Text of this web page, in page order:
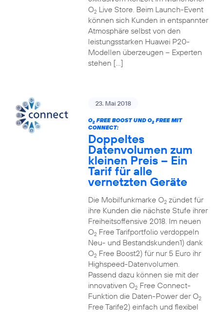
O2Live Store. Beim Launch-Event
können sich Kunden in entspannter
Atmosphäre selbst von den
leistungsstarken Huawei P20-
Modellen überzeugen – Experten
stehen […]
23. Mai 2018
O2FREE BOOST UND O2FREE MIT
CONNECT:
Doppeltes
Datenvolumen zum
kleinen Preis – Ein
Tarif für alle
vernetzten Geräte
Die Mobilfunkmarke O2zündet für
ihre Kunden die nächste Stufe ihrer
Freiheitsoffensive 2018. Im neuen
O2Free Tarifportfolio verdoppeln
Neu- und Bestandskunden1) dank
O2Free Boost2) für nur 5 Euro ihr
Highspeed-Datenvolumen.
Passend dazu können sie mit der
innovativen O2Free Connect-
Funktion die Daten-Power der O2
Free Tarife2) einfach und flexibel